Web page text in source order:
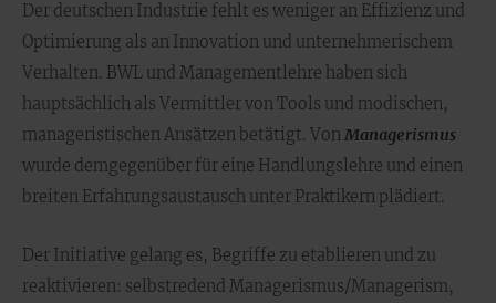
Der deutschen Industrie fehlt es weniger an Effizienz und
Optimierung als an Innovation und unternehmerischem
Verhalten. BWL und Managementlehre haben sich
hauptsächlich als Vermittler von Tools und modischen,
manageristischen Ansätzen betätigt. VonManagerismus
wurde demgegenüber für eine Handlungslehre und einen
breiten Erfahrungsaustausch unter Praktikern plädiert.
Der Initiative gelang es, Begriffe zu etablieren und zu
reaktivieren: selbstredend Managerismus/Managerism,